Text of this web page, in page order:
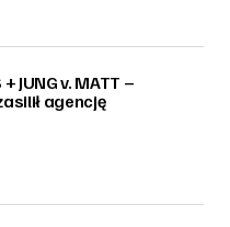
JUNG v. MATT –
agencję